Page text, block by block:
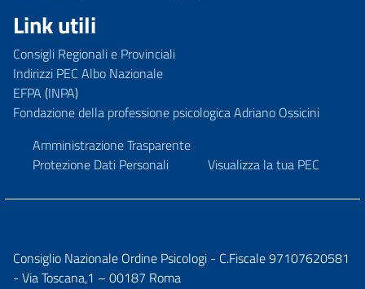
Link utili
Consigli Regionali e Provinciali
Indirizzi PEC Albo Nazionale
EFPA (INPA)
Fondazione della professione psicologica Adriano Ossicini
Amministrazione Trasparente
Protezione Dati Personali
Visualizza la tua PEC
Consiglio Nazionale Ordine Psicologi - C.Fiscale 97107620581
- Via Toscana,1 – 00187 Roma